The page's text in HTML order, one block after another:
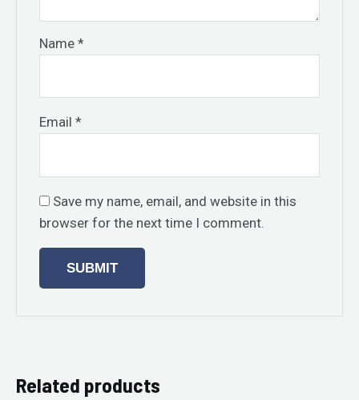
Name*
Email*
Save my name, email, and website in this
browser for the next time I comment.
Related products